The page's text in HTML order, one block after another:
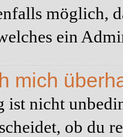
möglich,
ein
mich
ist nicht
ob du